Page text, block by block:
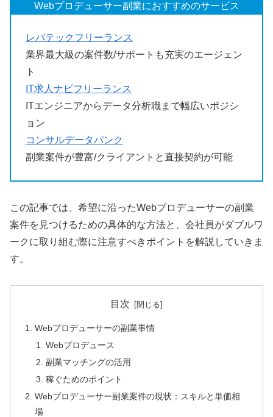
Webプロデューサー副業におすすめのサービス
レバテックフリーランス
業界最大級の案件数/サポートも充実のエージェン
ト
IT求人ナビフリーランス
ITエンジニアからデータ分析職まで幅広いポジシ
ョン
コンサルデータバンク
副業案件が豊富/クライアントと直接契約が可能
この記事では、希望に沿ったWebプロデューサーの副業
案件を見つけるための具体的な方法と、会社員がダブルワ
ークに取り組む際に注意すべきポイントを解説していきま
す。
目次
Webプロデューサーの副業事情
Webプロデュース
副業マッチングの活用
稼ぐためのポイント
Webプロデューサー副業案件の現状：スキルと単価相
場